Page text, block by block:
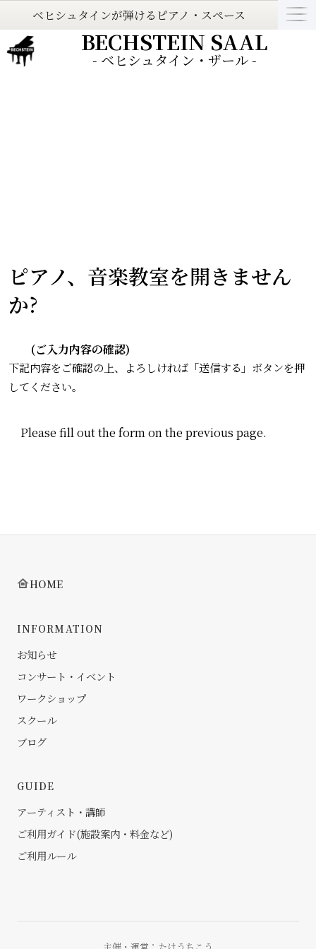
ベヒシュタインが弾けるピアノ・スペース
BECHSTEIN SAAL
- ベヒシュタイン・ザール -
ピアノ、音楽教室を開きません
か?
(ご入力内容の確認)
下記内容をご確認の上、よろしければ「送信する」ボタンを押
してください。
Please fill out the form on the previous page.
HOME
INFORMATION
お知らせ
コンサート・イベント
ワークショップ
スクール
ブログ
GUIDE
アーティスト・講師
ご利用ガイド(施設案内・料金など)
ご利用ルール